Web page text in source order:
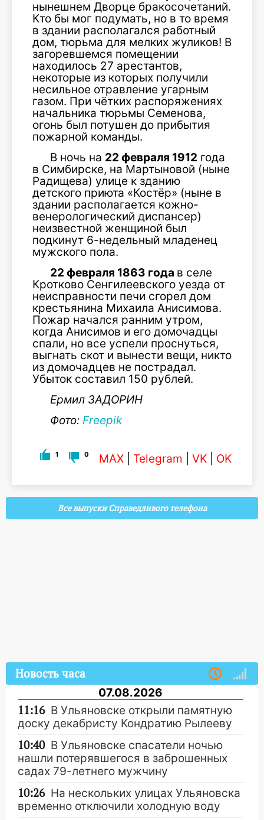
нынешнем Дворце бракосочетаний.
Кто бы мог подумать, но в то время
в здании располагался работный
дом, тюрьма для мелких жуликов! В
загоревшемся помещении
находилось 27 арестантов,
некоторые из которых получили
несильное отравление угарным
газом. При чётких распоряжениях
начальника тюрьмы Семенова,
огонь был потушен до прибытия
пожарной команды.
В ночь на 22 февраля 1912 года
в Симбирске, на Мартыновой (ныне
Радищева) улице к зданию
детского приюта «Костёр» (ныне в
здании располагается кожно-
венерологический диспансер)
неизвестной женщиной был
подкинут 6-недельный младенец
мужского пола.
22 февраля 1863 года в селе
Кротково Сенгилеевского уезда от
неисправности печи сгорел дом
крестьянина Михаила Анисимова.
Пожар начался ранним утром,
когда Анисимов и его домочадцы
спали, но все успели проснуться,
выгнать скот и вынести вещи, никто
из домочадцев не пострадал.
Убыток составил 150 рублей.
Ермил ЗАДОРИН
Фото: Freepik
1 0 MAX Telegram VK OK
Все выпуски Справедливого телефона
Новость часа
07.08.2026
11:16 В Ульяновске открыли памятную
доску декабристу Кондратию Рылееву
10:40 В Ульяновске спасатели ночью
нашли потерявшегося в заброшенных
садах 79-летнего мужчину
10:26 На нескольких улицах Ульяновска
временно отключили холодную воду